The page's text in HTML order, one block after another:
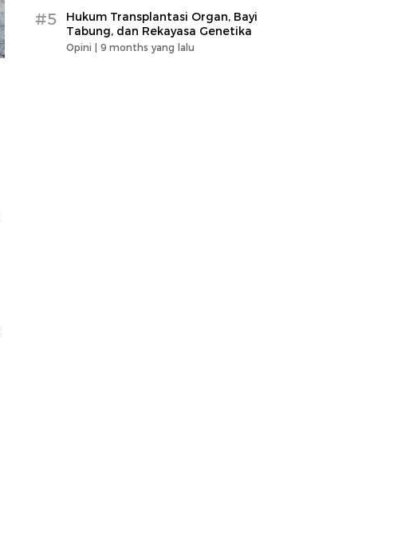
#5
Hukum Transplantasi Organ, Bayi
Tabung, dan Rekayasa Genetika
Opini | 9 months yang lalu